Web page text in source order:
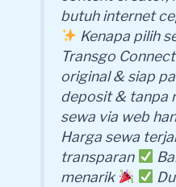
butuh internet
Kenapa pilih
Transgo
original & siap
deposit & tanpa
sewa via web
Harga sewa
transparan
menarik